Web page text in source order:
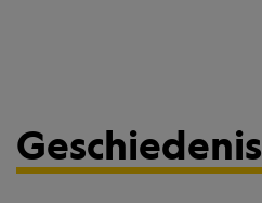
Geschiedenis